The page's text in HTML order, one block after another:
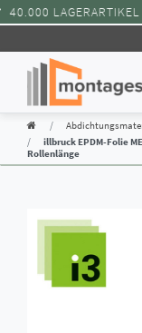
LAGERARTIKEL
illbruck EPDM-Folie
Rollenlänge